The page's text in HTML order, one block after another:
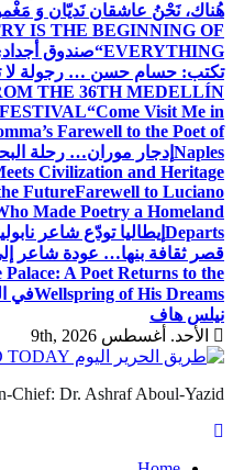
هُناك، نَحْنُ عاشقان نَديّان وَ
IS THE BEGINNING OF
EVERYTHING“صندوق
تكتب: حسام حسن … رجولة لا
THE 36TH MEDELLÍN
“Come Visit Me in
Farewell to the Poet of
Naples إدجار موران… رحلة
Civilization and Heritage
FutureFarewell to Luciano
Made Poetry a Homeland
Departs إيطاليا تودّع شاعر نابولي
قصر ثقافة بنها… عودة شاعر
A Poet Returns to the
Wellspring of His Dreamsفي
نيلس هاف
الأحد. أغسطس 9th, 2026
Chief: Dr. Ashraf Aboul-Yazid